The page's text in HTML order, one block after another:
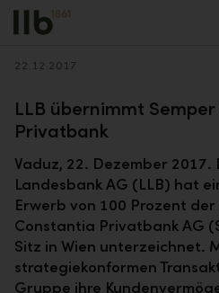
Alerts.Headline
Zurück
22.12.2017
LLB übernimmt
Privatbank
Vaduz, 22. Dezember
Landesbank AG (LLB) hat
Erwerb von 100 Prozent
Constantia Privatbank AG
Sitz in Wien unterzeichnet.
strategiekonformen
Gruppe ihre